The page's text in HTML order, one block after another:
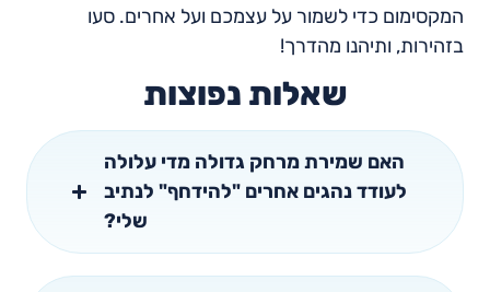
המקסימום כדי לשמור על עצמכם ועל אחרים. סעו
בזהירות, ותיהנו מהדרך!
שאלות נפוצות
האם שמירת מרחק גדולה מדי עלולה
לעודד נהגים אחרים "להידחף" לנתיב
שלי?